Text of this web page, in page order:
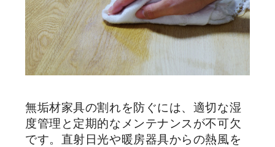
無垢材家具の割れを防ぐには、適切な湿
度管理と定期的なメンテナンスが不可欠
です。直射日光や暖房器具からの熱風を